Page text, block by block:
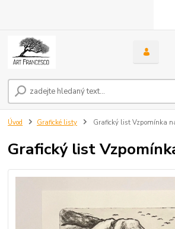
Úvod Grafické listy Grafický list Vzpomínka
Grafický list